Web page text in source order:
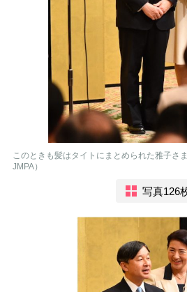
このときも髪はタイトにまとめられた雅子さ
JMPA）
写真126